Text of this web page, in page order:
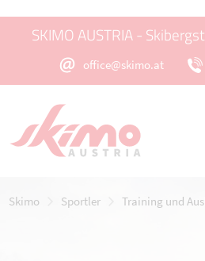
SKIMO AUSTRIA -
office@skimo.at
Skimo Sportler Training und